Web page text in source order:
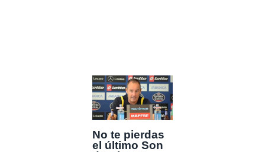
No te pierdas
el último Son